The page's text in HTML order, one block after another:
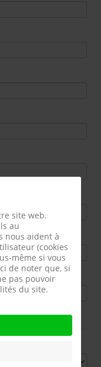
site web.
au
nous aident à
(cookies
même si vous
de noter que, si
pas pouvoir
du site.